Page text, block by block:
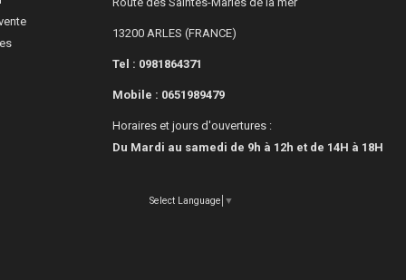
13200 ARLES (FRANCE)
Tel : 0981864371
Mobile : 0651989479
Horaires et jours d'ouvertures :
Du Mardi au samedi de 9h à 12h et de 14H à 18H
Select Language ▼